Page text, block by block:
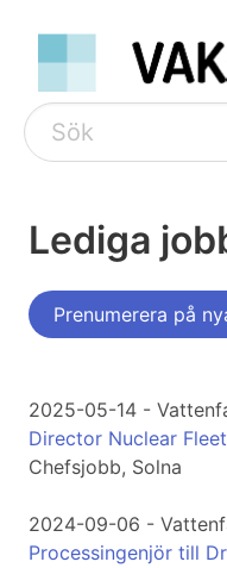
Lediga
Prenumerera på
2025-05-14 -
Director Nuclear
Chefsjobb, Solna
2024-09-06 -
Processingenjör till